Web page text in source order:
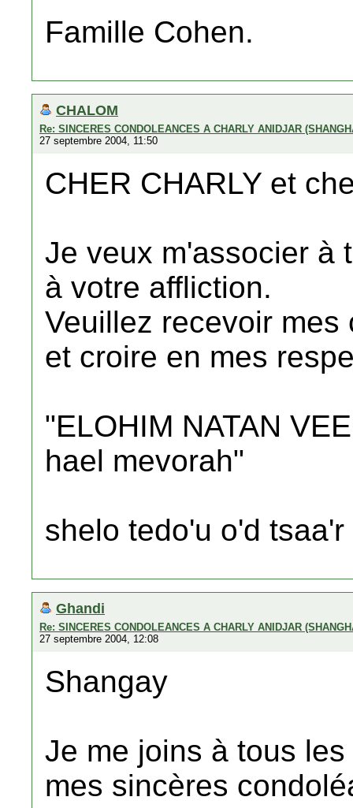
Famille Cohen.
CHALOM
Re: SINCERES CONDOLEANCES A CHARLY ANIDJAR
27 septembre 2004, 11:50
CHER CHARLY et
Je veux m'associer à
à votre affliction.
Veuillez recevoir
et croire en mes
"ELOHIM NATAN
hael mevorah"
shelo tedo'u o'd tsaa'r
Ghandi
Re: SINCERES CONDOLEANCES A CHARLY ANIDJAR
27 septembre 2004, 12:08
Shangay
Je me joins à tous
mes sincères